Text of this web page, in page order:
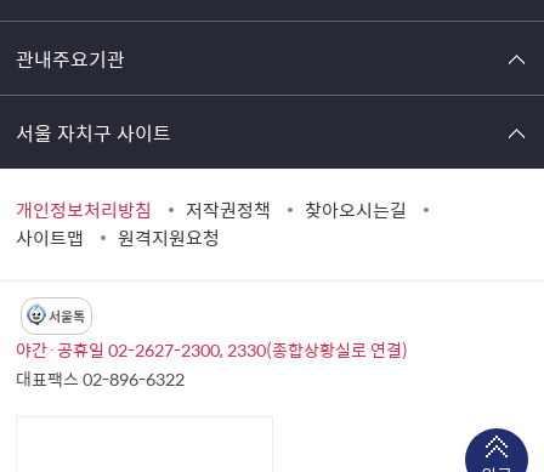
관내주요기관
서울 자치구 사이트
개인정보처리방침 저작권정책
찾아오시는길
사이트맵
원격지원요청
서울톡
야간·공휴일 02-2627-2300, 2330(종합상황실로 연결)
대표팩스 02-896-6322